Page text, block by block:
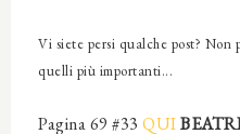
Vi siete persi qualche post? Non
quelli più importanti...
Pagina 69 #33 QUI